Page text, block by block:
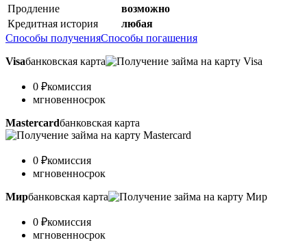
Продление
возможно
Кредитная история
любая
Способы полученияСпособы погашения
Visaбанковская карта
0 ₽комиссия
мгновенносрок
Mastercardбанковская карта
0 ₽комиссия
мгновенносрок
Мирбанковская карта
0 ₽комиссия
мгновенносрок